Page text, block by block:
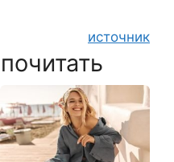
источник